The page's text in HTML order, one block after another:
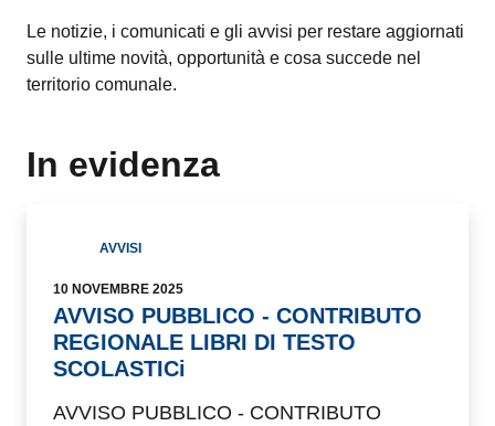
Le notizie, i comunicati e gli avvisi per restare aggiornati
sulle ultime novità, opportunità e cosa succede nel
territorio comunale.
In evidenza
AVVISI
10 NOVEMBRE 2025
AVVISO PUBBLICO - CONTRIBUTO
REGIONALE LIBRI DI TESTO
SCOLASTICi
AVVISO PUBBLICO - CONTRIBUTO